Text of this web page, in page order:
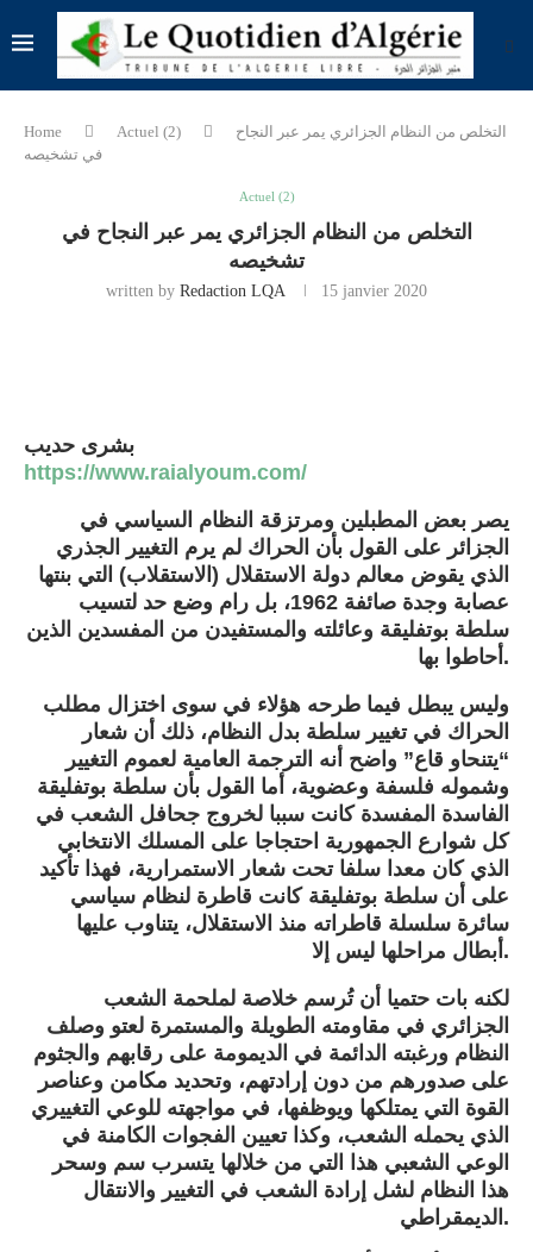
Home Actuel (2)
التخلص من النظام الجزائري يمر عبر النجاح
في تشخيصه
Actuel (2)
التخلص من النظام الجزائري يمر عبر النجاح في
تشخيصه
written by Redaction LQA 15 janvier 2020
بشرى حديب
https://www.raialyoum.com/
يصر بعض المطبلين ومرتزقة النظام السياسي في
الجزائر على القول بأن الحراك لم يرم التغيير الجذري
الذي يقوض معالم دولة الاستقلال (الاستقلاب) التي بنتها
عصابة وجدة صائفة 1962، بل رام وضع حد لتسيب
سلطة بوتفليقة وعائلته والمستفيدن من المفسدين الذين
أحاطوا بها.
وليس يبطل فيما طرحه هؤلاء في سوى اختزال مطلب
الحراك في تغيير سلطة بدل النظام، ذلك أن شعار
“يتنحاو قاع” واضح أنه الترجمة العامية لعموم التغيير
وشموله فلسفة وعضوية، أما القول بأن سلطة بوتفليقة
الفاسدة المفسدة كانت سببا لخروج جحافل الشعب في
كل شوارع الجمهورية احتجاجا على المسلك الانتخابي
الذي كان معدا سلفا تحت شعار الاستمرارية، فهذا تأكيد
على أن سلطة بوتفليقة كانت قاطرة لنظام سياسي
سائرة سلسلة قاطراته منذ الاستقلال، يتناوب عليها
أبطال مراحلها ليس إلا.
لكنه بات حتميا أن تُرسم خلاصة لملحمة الشعب
الجزائري في مقاومته الطويلة والمستمرة لعتو وصلف
النظام ورغبته الدائمة في الديمومة على رقابهم والجثوم
على صدورهم من دون إرادتهم، وتحديد مكامن وعناصر
القوة التي يمتلكها ويوظفها، في مواجهته للوعي التغييري
الذي يحمله الشعب، وكذا تعيين الفجوات الكامنة في
الوعي الشعبي هذا التي من خلالها يتسرب سم وسحر
هذا النظام لشل إرادة الشعب في التغيير والانتقال
الديمقراطي.